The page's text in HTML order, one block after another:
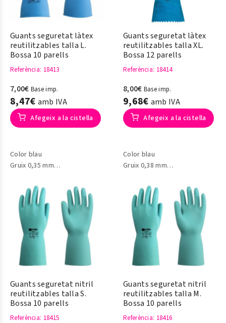
Guants seguretat làtex
reutilitzables talla L.
Bossa 10 parells
Referència: 18413
7,00€ Base imp.
8,47€ amb IVA
Afegeix a la cistella
Color blau
Gruix 0,35 mm
Guants seguretat làtex
reutilitzables talla XL.
Bossa 12 parells
Referència: 18414
8,00€ Base imp.
9,68€ amb IVA
Afegeix a la cistella
Color blau
Gruix 0,38 mm
Guants seguretat nitril
reutilitzables talla S.
Bossa 10 parells
Referència: 18415
Guants seguretat nitril
reutilitzables talla M.
Bossa 10 parells
Referència: 18416